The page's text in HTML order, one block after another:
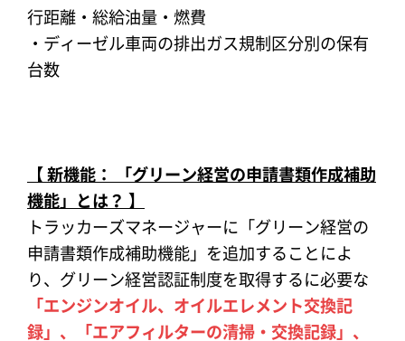
行距離・総給油量・燃費
・ディーゼル車両の排出ガス規制区分別の保有
台数
【 新機能： 「グリーン経営の申請書類作成補助
機能」とは？ 】
トラッカーズマネージャーに「グリーン経営の
申請書類作成補助機能」を追加することによ
り、グリーン経営認証制度を取得するに必要な
「エンジンオイル、オイルエレメント交換記
録」、「エアフィルターの清掃・交換記録」、